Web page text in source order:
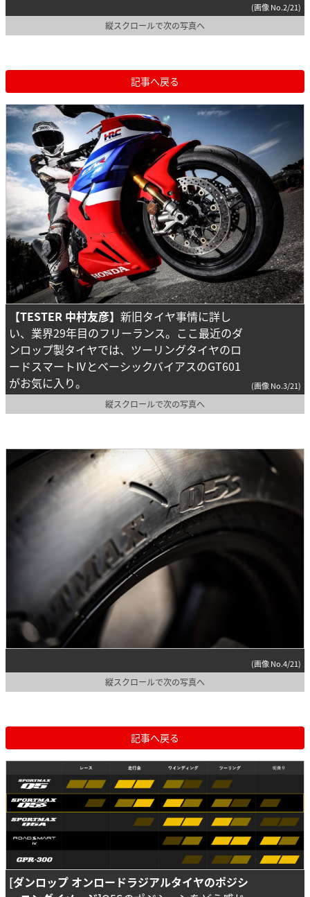
(画像 No.2/21)
縦スクロールで次の写真へ
記事へ戻る
【TESTER 中村友彦】 新旧タイヤ事情に詳し
い、業界29年目のフリーランス。ここ最近のダ
ンロップ製タイヤでは、ツーリングタイヤのロ
ードスマートⅣとベーシックバイアスのGT601
がお気に入り。
(画像 No.3/21)
縦スクロールで次の写真へ
(画像 No.4/21)
縦スクロールで次の写真へ
記事へ戻る
[ダンロップ オンロードラジアルタイヤのポジシ